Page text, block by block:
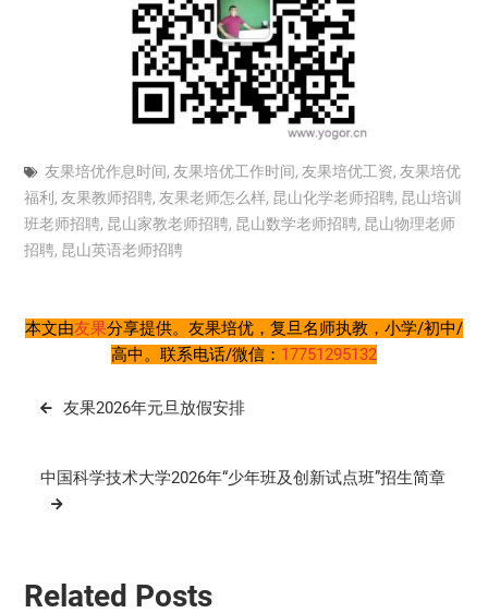
友果培优作息时间, 友果培优工作时间, 友果培优工资, 友果培优
福利 , 友果教师招聘, 友果老师怎么样, 昆山化学老师招聘, 昆山培训
班老师招聘, 昆山家教老师招聘, 昆山数学老师招聘, 昆山物理老师
招聘, 昆山英语老师招聘
本文由友果分享提供。友果培优，复旦名师执教，小学/初中/
高中。联系电话/微信： 17751295132
文
友果2026年元旦放假安排
中国科学技术大学2026年“少年班及创新试点班”招生简章
Related Posts